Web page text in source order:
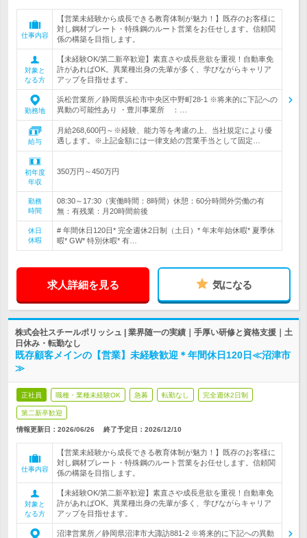
仕事内容
【営業未経験から成長できる教育体制が魅力！】既存のお客様に
対し鋼材プレート・特殊鋼のルート営業をお任せします。信頼関
係の構築を目指します。
対象と
なる方
【未経験OK/第二新卒歓迎】素直さや成長意欲を重視！自動車免
許があればOK。異業種出身の先輩が多く、学びながらキャリア
アップを目指せます。
勤務地
浜松営業所／静岡県浜松市中央区中野町28-1 ※将来的に下記への
異動の可能性あり ・豊川事業所 ：…
給与
月給268,600円～※経験、能力等を考慮の上、当社規定により優
遇します。※上記金額には一律支給の営業手当として固定…
初年度
年収
350万円～450万円
勤務
時間
08:30～17:30（実働時間：8時間）休憩：60分時間外労働の有
無：有残業：月20時間前後
休日
休暇
# 年間休日120日* 完全週休2日制（土日）* 年末年始休暇* 夏季休
暇* GW* 特別休暇* 有…
求人詳細を見る 気になる
株式会社スチールポリッシュ | 業界随一の実績｜手厚い研修と資格支援｜土
日休み・転勤なし
既存顧客メインの【営業】未経験歓迎＊年間休日120日≪沼津市
≫
正社員 職種・業種未経験OK 急募 転勤なし 完全週休2日制
第二新卒歓迎
情報更新日：2026/06/26 終了予定日： 2026/12/10
仕事内容
【営業未経験から成長できる教育体制が魅力！】既存のお客様に
対し鋼材プレート・特殊鋼のルート営業をお任せします。信頼関
係の構築を目指します。
対象と
なる方
【未経験OK/第二新卒歓迎】素直さや成長意欲を重視！自動車免
許があればOK。異業種出身の先輩が多く、学びながらキャリア
アップを目指せます。
沼津営業所／静岡県沼津市大諏訪881-2 ※将来的に下記への異動